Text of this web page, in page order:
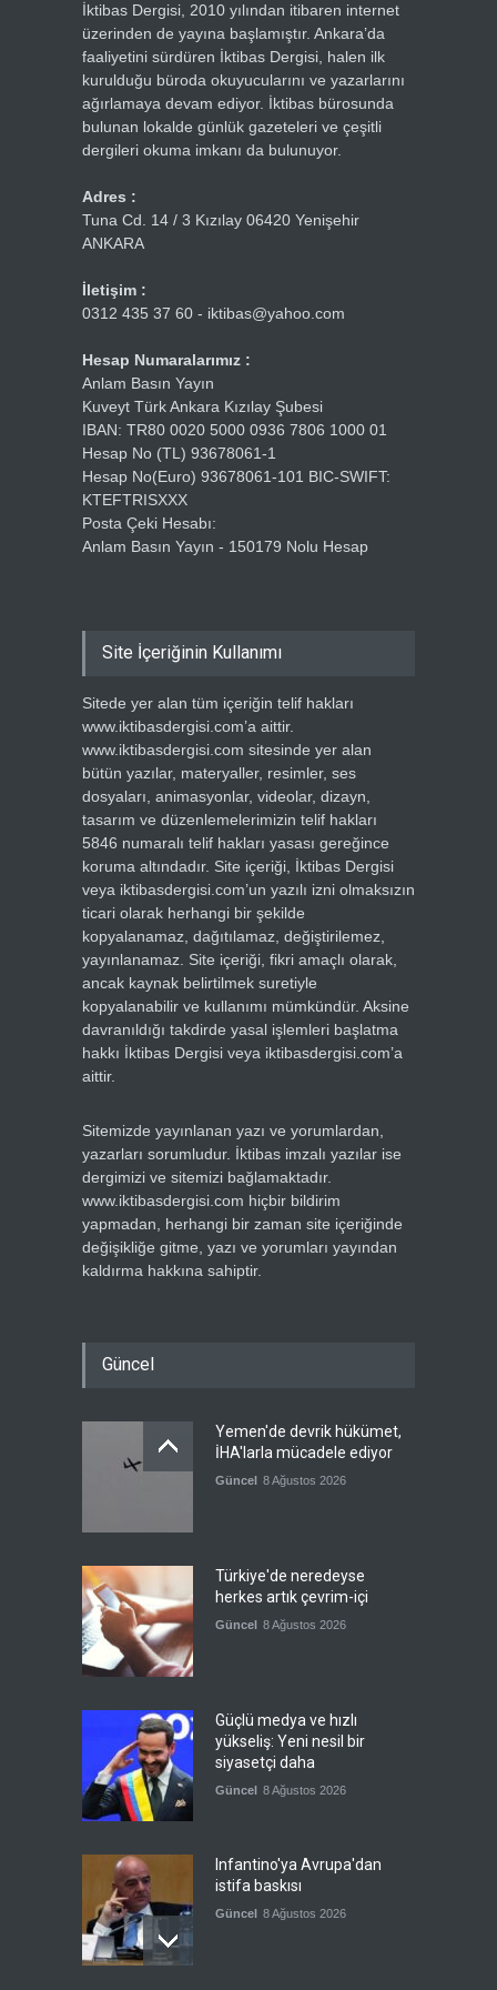
İktibas Dergisi, 2010 yılından itibaren internet
üzerinden de yayına başlamıştır. Ankara’da
faaliyetini sürdüren İktibas Dergisi, halen ilk
kurulduğu büroda okuyucularını ve yazarlarını
ağırlamaya devam ediyor. İktibas bürosunda
bulunan lokalde günlük gazeteleri ve çeşitli
dergileri okuma imkanı da bulunuyor.
Adres :
Tuna Cd. 14 / 3 Kızılay 06420 Yenişehir
ANKARA
İletişim :
0312 435 37 60 - iktibas@yahoo.com
Hesap Numaralarımız :
Anlam Basın Yayın
Kuveyt Türk Ankara Kızılay Şubesi
IBAN: TR80 0020 5000 0936 7806 1000 01
Hesap No (TL) 93678061-1
Hesap No(Euro) 93678061-101 BIC-SWIFT:
KTEFTRISXXX
Posta Çeki Hesabı:
Anlam Basın Yayın - 150179 Nolu Hesap
Site İçeriğinin Kullanımı
Sitede yer alan tüm içeriğin telif hakları
www.iktibasdergisi.com’a aittir.
www.iktibasdergisi.com sitesinde yer alan
bütün yazılar, materyaller, resimler, ses
dosyaları, animasyonlar, videolar, dizayn,
tasarım ve düzenlemelerimizin telif hakları
5846 numaralı telif hakları yasası gereğince
koruma altındadır. Site içeriği, İktibas Dergisi
veya iktibasdergisi.com’un yazılı izni olmaksızın
ticari olarak herhangi bir şekilde
kopyalanamaz, dağıtılamaz, değiştirilemez,
yayınlanamaz. Site içeriği, fikri amaçlı olarak,
ancak kaynak belirtilmek suretiyle
kopyalanabilir ve kullanımı mümkündür. Aksine
davranıldığı takdirde yasal işlemleri başlatma
hakkı İktibas Dergisi veya iktibasdergisi.com’a
aittir.
Sitemizde yayınlanan yazı ve yorumlardan,
yazarları sorumludur. İktibas imzalı yazılar ise
dergimizi ve sitemizi bağlamaktadır.
www.iktibasdergisi.com hiçbir bildirim
yapmadan, herhangi bir zaman site içeriğinde
değişikliğe gitme, yazı ve yorumları yayından
kaldırma hakkına sahiptir.
Güncel
Yemen'de devrik hükümet,
İHA'larla mücadele ediyor
Güncel 8 Ağustos 2026
Türkiye'de neredeyse
herkes artık çevrim-içi
Güncel 8 Ağustos 2026
Güçlü medya ve hızlı
yükseliş: Yeni nesil bir
siyasetçi daha
Güncel 8 Ağustos 2026
Infantino'ya Avrupa'dan
istifa baskısı
Güncel 8 Ağustos 2026